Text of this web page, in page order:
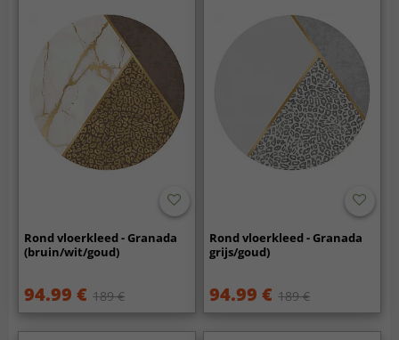
Rond vloerkleed - Granada
(bruin/wit/goud)
94.99 € 189 €
Rond vloerkleed - Granada
grijs/goud)
94.99 € 189 €